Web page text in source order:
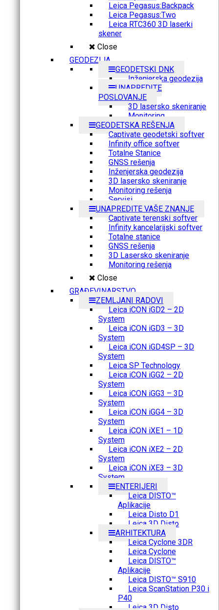
Leica Pegasus:Backpack
Leica Pegasus:Two
Leica RTC360 3D laserki
skener
Close
GEODEZIJA
GEODETSKI DNK
Inženjerska geodezija
UNAPREDITE
POSLOVANJE
3D lasersko skeniranje
Monitoring
GEODETSKA REŠENJA
Captivate geodetski softver
Infinity office softver
Totalne Stanice
GNSS rešenja
Inženjerska geodezija
3D lasersko skeniranje
Monitoring rešenja
Servisi
UNAPREDITE VAŠE ZNANJE
Captivate terenski softver
Infinity kancelarijski softver
Totalne stanice
GNSS rešenja
3D Lasersko skeniranje
Monitoring rešenja
Close
GRAĐEVINARSTVO
ZEMLJANI RADOVI
Leica iCON iGD2 – 2D
System
Leica iCON iGD3 – 3D
System
Leica iCON iGD4SP – 3D
System
Leica SP Technology
Leica iCON iGG2 – 2D
System
Leica iCON iGG3 – 3D
System
Leica iCON iGG4 – 3D
System
Leica iCON iXE1 – 1D
System
Leica iCON iXE2 – 2D
System
Leica iCON iXE3 – 3D
System
ENTERIJERI
Leica DISTO™
Aplikacije
Leica Disto D1
Leica 3D Disto
ARHITEKTURA
Leica Cyclone 3DR
Leica Cyclone
Leica DISTO™
Aplikacije
Leica DISTO™ S910
Leica ScanStation P30 i
P40
Leica 3D Disto